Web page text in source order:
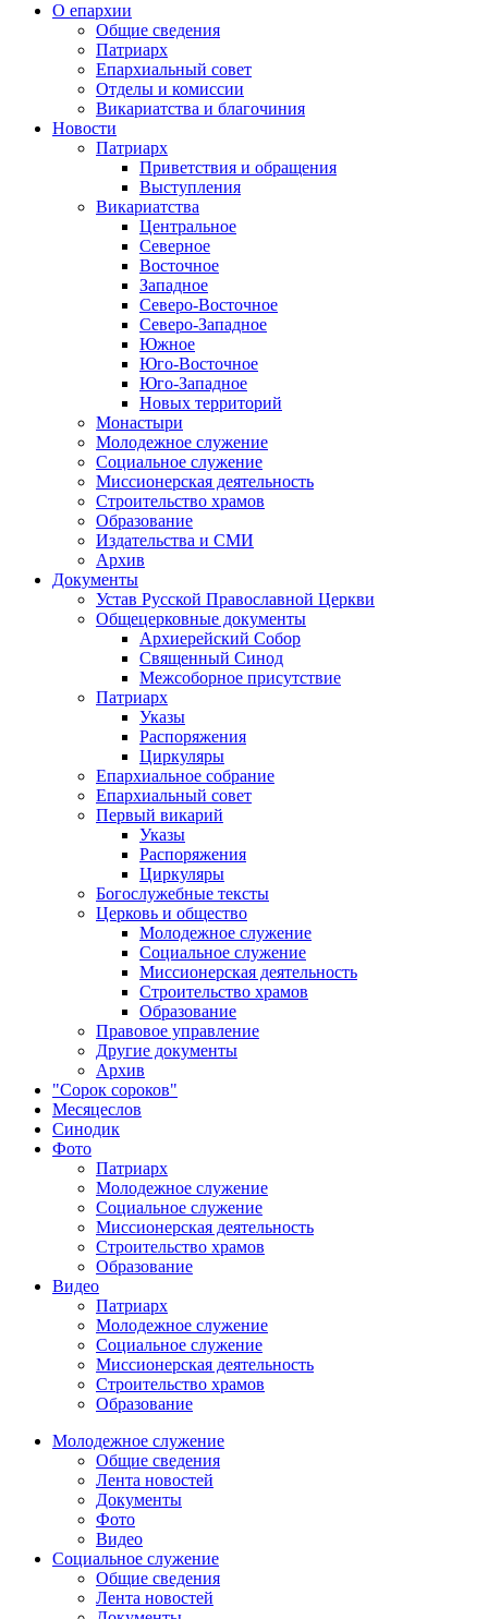
О епархии
Общие сведения
Патриарх
Епархиальный совет
Отделы и комиссии
Викариатства и благочиния
Новости
Патриарх
Приветствия и обращения
Выступления
Викариатства
Центральное
Северное
Восточное
Западное
Северо-Восточное
Северо-Западное
Южное
Юго-Восточное
Юго-Западное
Новых территорий
Монастыри
Молодежное служение
Социальное служение
Миссионерская деятельность
Строительство храмов
Образование
Издательства и СМИ
Архив
Документы
Устав Русской Православной Церкви
Общецерковные документы
Архиерейский Собор
Священный Синод
Межсоборное присутствие
Патриарх
Указы
Распоряжения
Циркуляры
Епархиальное собрание
Епархиальный совет
Первый викарий
Указы
Распоряжения
Циркуляры
Богослужебные тексты
Церковь и общество
Молодежное служение
Социальное служение
Миссионерская деятельность
Строительство храмов
Образование
Правовое управление
Другие документы
Архив
"Сорок сороков"
Месяцеслов
Синодик
Фото
Патриарх
Молодежное служение
Социальное служение
Миссионерская деятельность
Строительство храмов
Образование
Видео
Патриарх
Молодежное служение
Социальное служение
Миссионерская деятельность
Строительство храмов
Образование
Молодежное служение
Общие сведения
Лента новостей
Документы
Фото
Видео
Социальное служение
Общие сведения
Лента новостей